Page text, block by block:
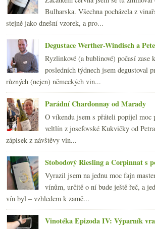
►února
ledna
►2011(252)
2010 (249)
►2009(249)
►2008(270)
►2007(108)
Bulharska. Všechna pocházela z
stejně jako dnešní vzorek, a pro...
Degustace Werther-Windisch a
Ryzlinkové (a bublinové) počasí zase
posledních týdnech jsem degustoval
různých (nejen) německých vin...
Parádní Chardonnay od Marady
O víkendu jsem s přáteli popíjel moc
veltlín z josefovské Kukvičky od
zápisek z návštěvy vin...
Stobodový Riesling a Corpinnat s
Vyrazil jsem na jednu moc fajn
vínům, určitě o ní bude ještě řeč, a
vín byl – vzhledem k zamě...
Vinotéka Epizoda IV: Výparník